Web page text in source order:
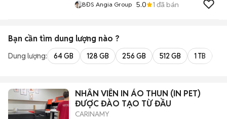
BĐS Angia Group 5.0 1 đã bán
Bạn cần tìm dung lượng nào ?
Dung lượng: 64 GB 128 GB 256 GB 512 GB 1 TB
NHÂN VIÊN IN ÁO THUN (IN PET)
ĐƯỢC ĐÀO TẠO TỪ ĐẦU
CARINAMY